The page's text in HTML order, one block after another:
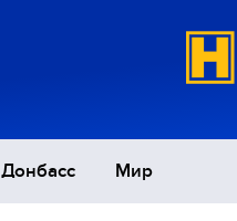
Донбасс Мир